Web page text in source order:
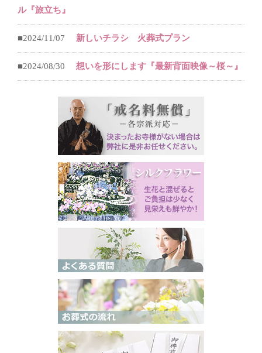
ル『旅立ち』
■2024/11/07 新しいチラシ 火葬式プラン
■2024/08/30 想いを形にします『最新背面映像～桜～』